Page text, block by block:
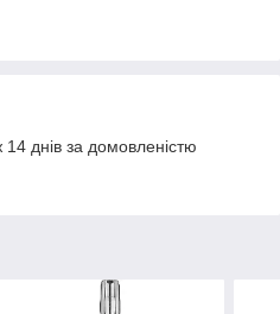
днів за домовленістю